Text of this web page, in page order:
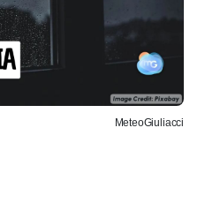
MeteoGiuliacci